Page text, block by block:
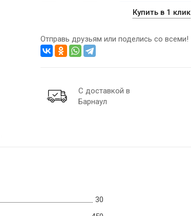
Купить в 1 клик
Отправь друзьям или поделись со всеми!
С доставкой в
Барнаул
30